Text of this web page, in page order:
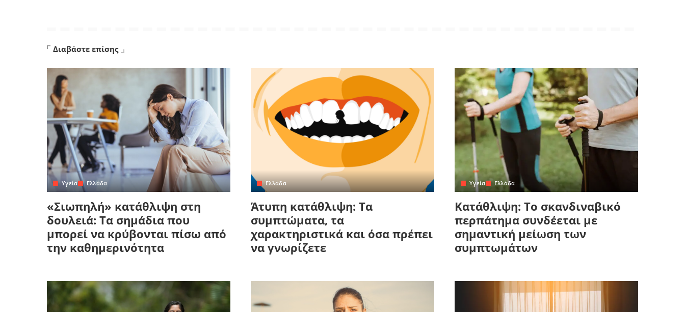
Διαβάστε επίσης
Yγεία Ελλάδα
«Σιωπηλή» κατάθλιψη στη
δουλειά: Τα σημάδια που
μπορεί να κρύβονται πίσω από
την καθημερινότητα
Ελλάδα
Άτυπη κατάθλιψη: Τα
συμπτώματα, τα
χαρακτηριστικά και όσα πρέπει
να γνωρίζετε
Yγεία Ελλάδα
Κατάθλιψη: Το σκανδιναβικό
περπάτημα συνδέεται με
σημαντική μείωση των
συμπτωμάτων